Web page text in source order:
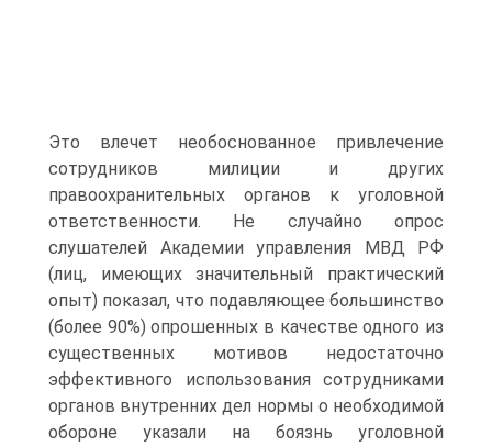
Это влечет необоснованное привлечение
сотрудников милиции и других
правоохранительных органов к уголовной
ответственности. Не случайно опрос
слушателей Академии управления МВД РФ
(лиц, имеющих значительный практический
опыт) показал, что подавляющее большинство
(более 90%) опрошенных в качестве одного из
существенных мотивов недостаточно
эффективного использования сотрудниками
органов внутренних дел нормы о необходимой
обороне указали на боязнь уголовной